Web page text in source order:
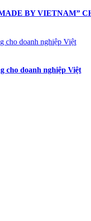
BY VIETNAM”
cho doanh nghiệp Việt